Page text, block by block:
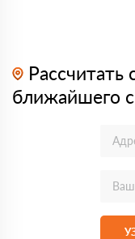
Рассчитать
ближайшего